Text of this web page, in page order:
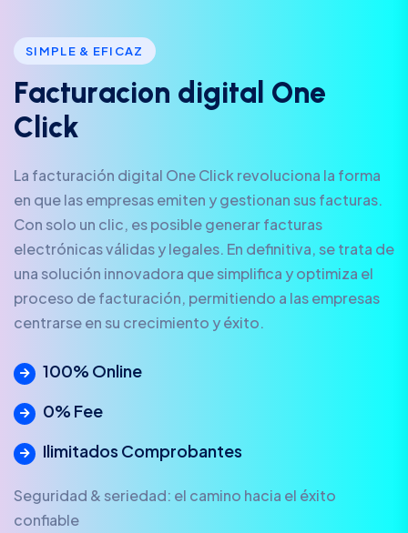
SIMPLE & EFICAZ
Facturacion d igita One
C ick
La facturación digital One Click revoluciona la forma
en que las empresas emiten y gestionan sus facturas.
Con solo un clic, es posible generar facturas
electrónicas válidas y legales. En definitiva, se trata de
una solución innovadora que simplifica y optimiza el
proceso de facturación, permitiendo a las empresas
centrarse en su crecimiento y éxito.
100% Online
0% Fee
Ilimitados Comprobantes
Seguridad & seriedad: el camino hacia el éxito
confiable